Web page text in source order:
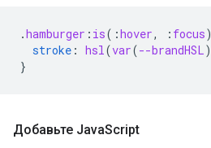
.hamburger : is( :hover, : focus)
stroke : hsl(var(--brandHSL
}
Добавьте JavaScript